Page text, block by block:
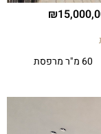
60 מ"ר מרפסת